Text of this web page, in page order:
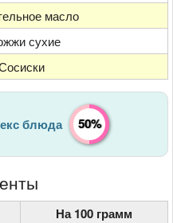
масло
сухие
блюда 50%
На 100 грамм